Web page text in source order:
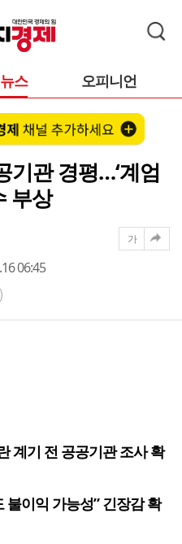
스 오피니언
기관 경평…‘계엄
부상
06:45
가
계기 전 공공기관 조사 확
불이익 가능성” 긴장감 확